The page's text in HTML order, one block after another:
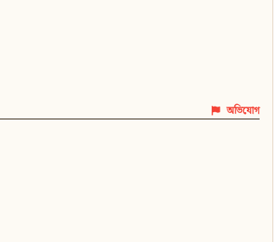
অভিযোগ